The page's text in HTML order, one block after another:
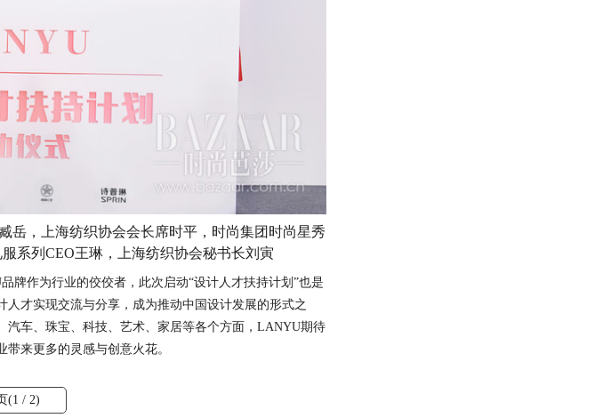
岳，上海纺织协会会长席时平，时尚集团时尚星秀
系列CEO王琳，上海纺织协会秘书长刘寅
品牌作为行业的佼佼者，此次启动“设计人才扶持计划”也是
才实现交流与分享，成为推动中国设计发展的形式之
汽车、珠宝、科技、艺术、家居等各个方面，LANYU期待
来更多的灵感与创意火花。
(1 / 2)